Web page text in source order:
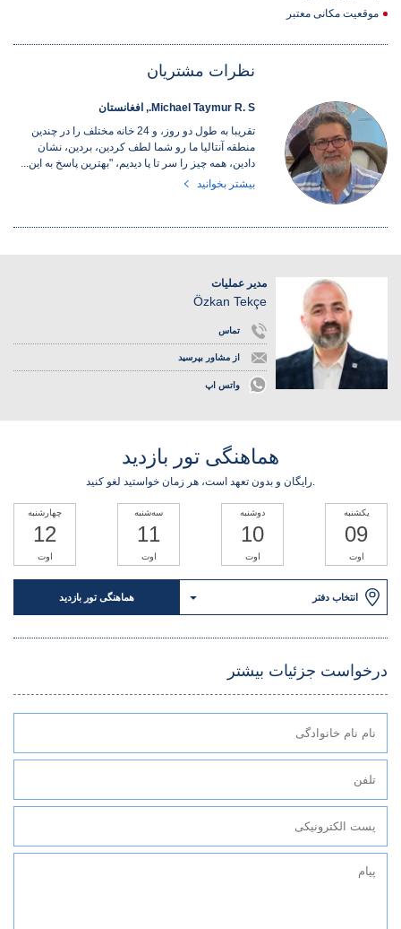
موقعیت مکانی معتبر
نظرات مشتریان
Michael Taymur R. S., افغانستان
تقریبا به طول دو روز، و 24 خانه مختلف را در چندین
منطقه آنتالیا ما رو شما لطف کردین، بردین، نشان
دادین، همه چیز را سر تا پا دیدیم، "بهترین پاسخ به این...
بیشتر بخوانید
مدیر عملیات
Özkan Tekçe
تماس
از مشاور بپرسید
واتس اپ
هماهنگی تور بازدید
رایگان و بدون تعهد است، هر زمان خواستید لغو کنید.
یکشنبه
09
اوت
دوشنبه
10
اوت
سه‌شنبه
11
اوت
چهارشنبه
12
اوت
انتخاب دفتر هماهنگی تور بازدید
درخواست جزئیات بیشتر